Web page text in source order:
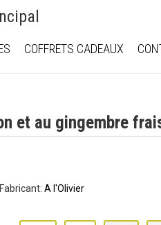
COFFRETS CADEAUX
et au gingembre
Fabricant: A l'Olivier